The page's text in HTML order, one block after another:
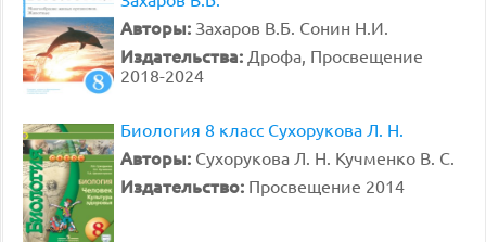
Авторы: Захаров В.Б. Сонин Н.И.
Издательства: Дрофа, Просвещение
2018-2024
Биология 8 класс Сухорукова Л. Н.
Авторы: Сухорукова Л. Н. Кучменко В. С.
Издательство: Просвещение 2014